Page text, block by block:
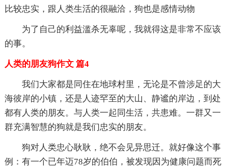
比较忠实，跟人类生活的很融洽，狗也是感情动物
为了自己的利益滥杀无辜呢，我就得这是非常不应该
的事。
人类的朋友狗作文 篇4
我们大家都是同住在地球村里，无论是不曾涉足的大
海彼岸的小镇，还是人迹罕至的大山、静谧的岸边，到处
都有人类的朋友。与人类一起同生活，共患难。一群又一
群充满智慧的狗就是我们忠实的朋友。
狗对人类忠心耿耿，绝不会见异思迁。就好像这个事
例：有一个已年迈78岁的伯伯，被发现因为健康问题而死